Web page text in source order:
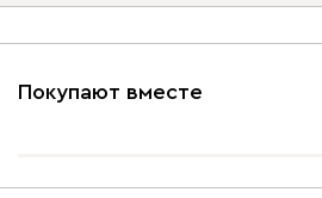
Покупают вместе